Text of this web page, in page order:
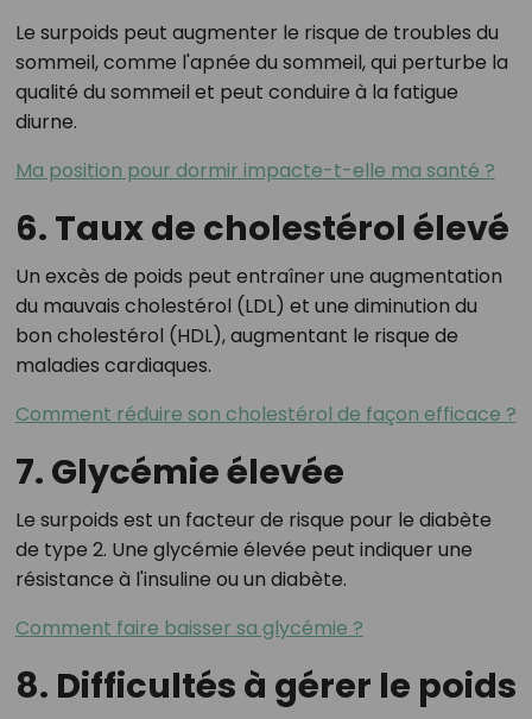
Le surpoids peut augmenter le risque de troubles du
sommeil, comme l'apnée du sommeil, qui perturbe la
qualité du sommeil et peut conduire à la fatigue
diurne.
Ma position pour dormir impacte-t-elle ma santé ?
6. Taux de cholestérol élevé
Un excès de poids peut entraîner une augmentation
du mauvais cholestérol (LDL) et une diminution du
bon cholestérol (HDL), augmentant le risque de
maladies cardiaques.
Comment réduire son cholestérol de façon efficace ?
7. Glycémie élevée
Le surpoids est un facteur de risque pour le diabète
de type 2. Une glycémie élevée peut indiquer une
résistance à l'insuline ou un diabète.
Comment faire baisser sa glycémie ?
8. Difficultés à gérer le poids